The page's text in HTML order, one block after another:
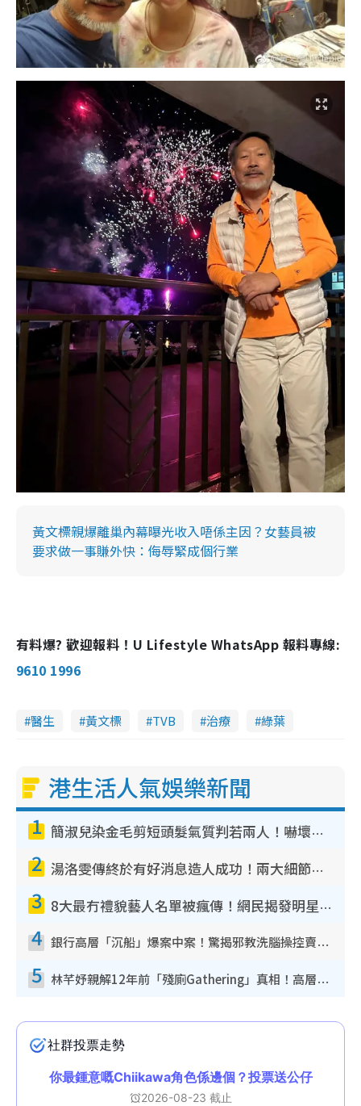
黃文標親爆離巢內幕曝光收入唔係主因？女藝員被
要求做一事賺外快：侮辱緊成個行業
有料爆? 歡迎報料！U Lifestyle WhatsApp 報料專線:
9610 1996
醫生 黃文標 TVB 治療 綠葉
港生活人氣娛樂新聞
1 簡淑兒染金毛剪短頭髮氣質判若兩人！嚇壞老公麥大力都認唔出：「你做咩事？」
2 湯洛雯傳終於有好消息造人成功！兩大細節曝孕味極濃惹猜測：大肚婆先會咁！
3 8大最冇禮貌藝人名單被瘋傳！網民揭發明星真面目 一致數臭呢位係無品天花板？
4 銀行高層「沉船」爆案中案！驚揭邪教洗腦操控賣淫被吞600萬 幕後黑手講多錯多
5 林芊妤親解12年前「殘廁Gathering」真相！高層解約一句話重創尊嚴至今拒返TVB